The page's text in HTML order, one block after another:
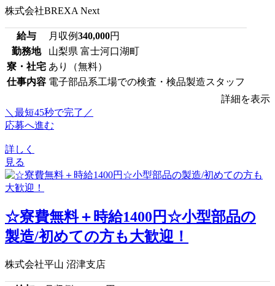
株式会社BREXA Next
給与 月収例340,000円
勤務地
山梨県 富士河口湖町
寮・社宅 あり（無料）
仕事内容 電子部品系工場での検査・検品製造スタッフ
詳細を表示
＼最短45秒で完了／
応募へ進む
詳しく
見る
☆寮費無料＋時給1400円☆小型部品の
製造/初めての方も大歓迎！
株式会社平山 沼津支店